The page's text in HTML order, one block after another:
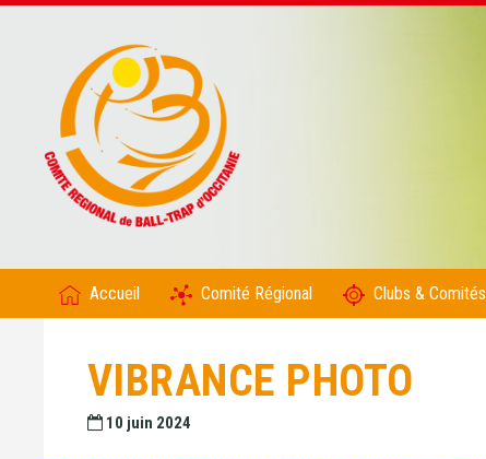
Accueil Comité Régional Clubs & Comités
VIBRANCE PHOTO
10 juin 2024